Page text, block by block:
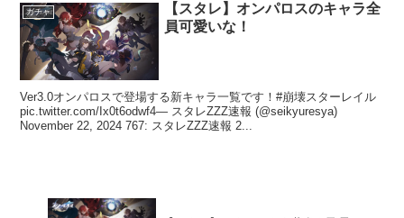
ガチャ
【スタレ】オンパロスのキャラ全
員可愛いな！
Ver3.0オンパロスで登場する新キャラ一覧です！#崩壊スターレイル
pic.twitter.com/Ix0t6odwf4— スタレZZZ速報 (@seikyuresya)
November 22, 2024 767: スタレZZZ速報 2...